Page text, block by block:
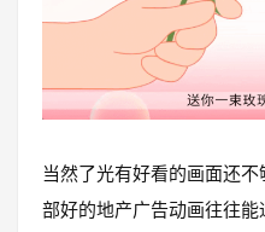
当然了光有好看的画面还
部好的地产广告动画往往能